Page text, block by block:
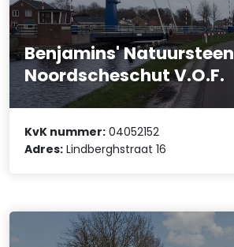
Benjamins' Natuursteen
Noordscheschut V.O.F.
KvK nummer: 04052152
Adres: Lindberghstraat 16